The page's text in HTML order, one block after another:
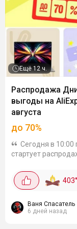
Ещё12 ч.
Распродажа
выгоды на
августа
до 70%
Сегодня в 10:00
стартует
10:00 8.08! Цены будут
снижены и
продавцов. Самые
разберут...
403°
Ваня Спасатель
6 дней назад